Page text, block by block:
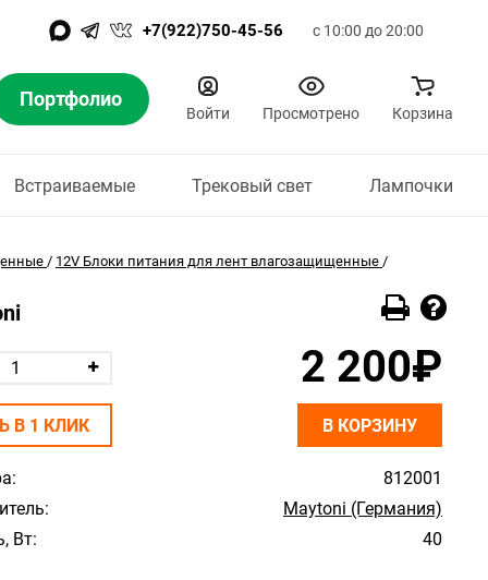
+7(922)750-45-56 с 10:00 до 20:00
Портфолио
Войти Просмотрено Корзина
Встраиваемые Трековый свет Лампочки
/ 12V Блоки питания для лент влагозащищенные /
812001
Maytoni (Германия)
Вт:
40
2 200₽
В 1 КЛИК В КОРЗИНУ